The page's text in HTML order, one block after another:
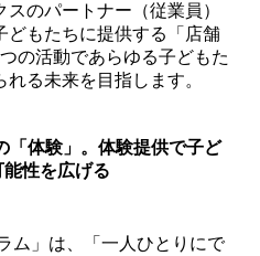
のパートナー（従業員）
どもたちに提供する「店舗
の活動であらゆる子どもた
る未来を目指します。
「体験」。体験提供で子ど
能性を広げる
ム」は、「一人ひとりにで